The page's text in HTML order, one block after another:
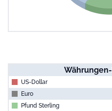
US-Dollar
Euro
Pfund Sterling